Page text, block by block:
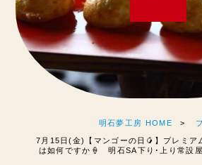
明石夢工房 HOME
7月15日(金)【マンゴーの日🥭】プレミア
は如何ですか🍦 明石SA下り･上り常設